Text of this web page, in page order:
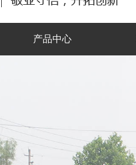
产品中心